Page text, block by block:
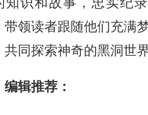
带领读者跟随他们充满
共同探索神奇的黑洞世
编辑推荐：